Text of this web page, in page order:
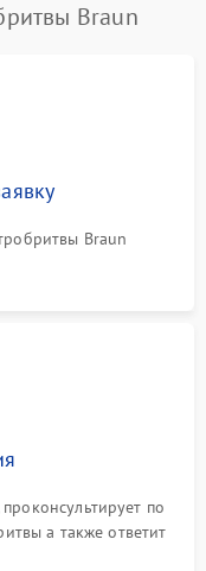
Braun
Braun
по
а также ответит